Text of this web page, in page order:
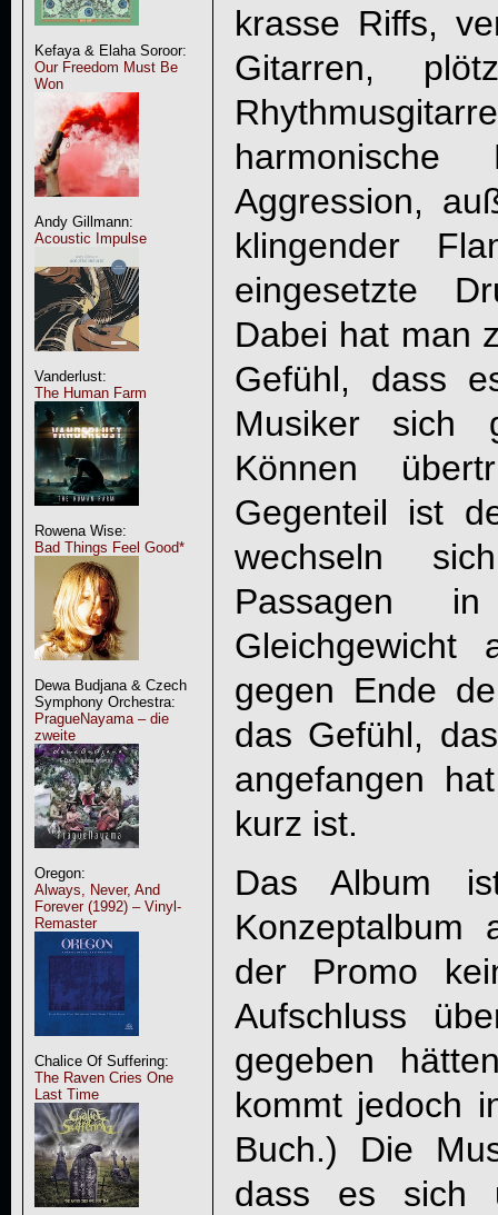
Kefaya & Elaha Soroor:
Our Freedom Must Be
Won
Andy Gillmann:
Acoustic Impulse
Vanderlust:
The Human Farm
Rowena Wise:
Bad Things Feel Good*
Dewa Budjana & Czech
Symphony Orchestra:
PragueNayama – die
zweite
Oregon:
Always, Never, And
Forever (1992) – Vinyl-
Remaster
Chalice Of Suffering:
The Raven Cries One
Last Time
krasse Riffs,
Gitarren,
Aggression,
klingender
eingesetzte
Dabei hat man
Gefühl, dass
Musiker sich
Können
Gegenteil ist
wechseln
Passagen
gegen Ende
das Gefühl,
angefangen
kurz ist.
Das Album
Konzeptalbum
der Promo
Aufschluss
gegeben
kommt jedoch
Buch.) Die
dass es sich